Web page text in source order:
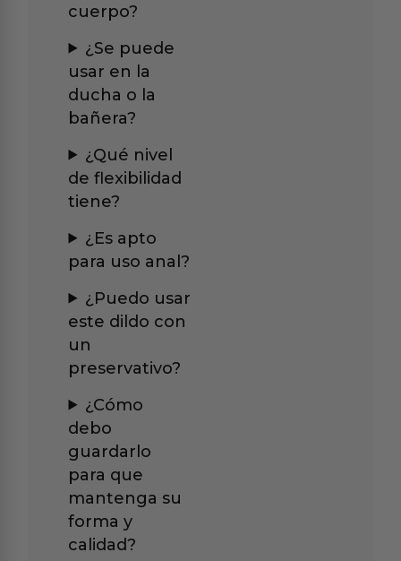
cuerpo?
¿Se puede
usar en la
ducha o la
bañera?
¿Qué nivel
de flexibilidad
tiene?
¿Es apto
para uso anal?
¿Puedo usar
este dildo con
un
preservativo?
¿Cómo
debo
guardarlo
para que
mantenga su
forma y
calidad?